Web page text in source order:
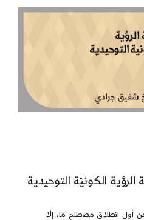
الرؤية الكونيّة التوحيدية
أول انطلاق مصطلح ما، إلا